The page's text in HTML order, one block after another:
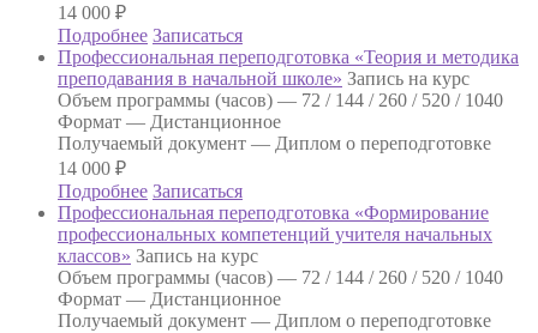
14 000 ₽
Подробнее Записаться
Профессиональная переподготовка «Теория и методика
преподавания в начальной школе» Запись на курс
Объем программы (часов) — 72 / 144 / 260 / 520 / 1040
Формат — Дистанционное
Получаемый документ — Диплом о переподготовке
14 000 ₽
Подробнее Записаться
Профессиональная переподготовка «Формирование
профессиональных компетенций учителя начальных
классов» Запись на курс
Объем программы (часов) — 72 / 144 / 260 / 520 / 1040
Формат — Дистанционное
Получаемый документ — Диплом о переподготовке